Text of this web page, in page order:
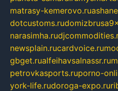
matrasy-kemerovo.ru
dotcustoms.ru
narasimha.ru
newsplain.rucardvoice.ru
gbget.rualfeihavsalnassr.ru
petrovkasports.ruporno-
york-life.rudoroga-expo.ru